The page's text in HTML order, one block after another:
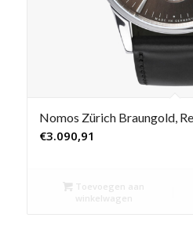
Nomos Zürich Braungold,
€3.090,91
Toevoegen aan
winkelwagen